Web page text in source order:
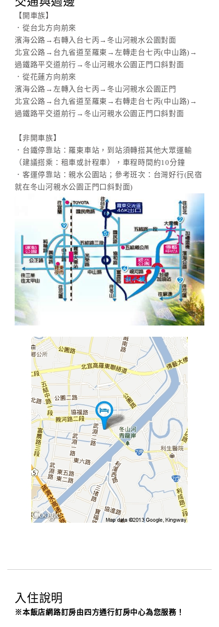
【開車族】
．從台北方向前來
濱海公路→右轉入台七丙→冬山河親水公園對面
北宜公路→台九省道至羅東→左轉走台七丙(中山路)→
過鐵路平交道前行→冬山河親水公園正門口斜對面
．從花蓮方向前來
濱海公路→左轉入台七丙→冬山河親水公園正門
北宜公路→台九省道至羅東→右轉走台七丙(中山路)→
過鐵路平交道前行→冬山河親水公園正門口斜對面
【非開車族】
．台鐵停靠站：羅東車站，到站須轉搭其他大眾運輸
（建議搭乘：租車或計程車），車程時間約10分鐘
．客運停靠站：親水公園站；參考班次：台灣好行(民宿
就在冬山河親水公園正門口斜對面)
入住說明
※本飯店網路訂房由四方通行訂房中心為您服務！